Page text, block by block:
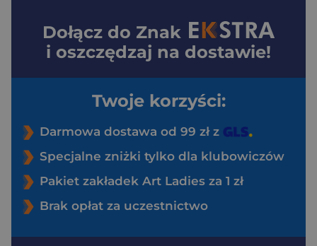
Dołącz do Znak
i oszczędzaj na dostawie!
Twoje korzyści:
Darmowa dostawa od 99 zł z
Specjalne zniżki tylko dla klubowiczów
Pakiet zakładek Art Ladies za 1 zł
Brak opłat za uczestnictwo